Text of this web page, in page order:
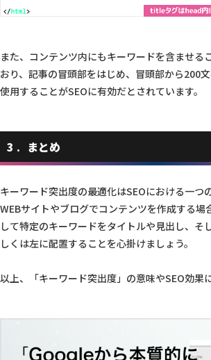
また、コンテンツ内にもキーワードを含ませる
おり、記事の冒頭部をはじめ、冒頭部から200
使用することがSEOに有効だとされています。
3 まとめ
キーワード突出度の最適化はSEOにおける一つ
WEBサイトやブログでコンテンツを作成する場
して特定のキーワードをタイトルや見出し、そ
しくは左に配置することを心掛けましょう。
以上、「キーワード突出度」の意味やSEO効果